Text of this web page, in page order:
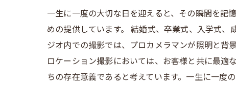
一生に一度の大切な日を迎えると、その瞬間を記
めの提供しています。 結婚式、卒業式、入学式
ジオ内での撮影では、プロカメラマンが照明と背
ロケーション撮影においては、お客様と共に最適
ちの存在意義であると考えています。一生に一度